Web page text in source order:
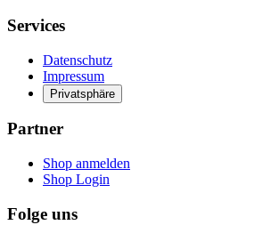
Services
Datenschutz
Impressum
Privatsphäre
Partner
Shop anmelden
Shop Login
Folge uns